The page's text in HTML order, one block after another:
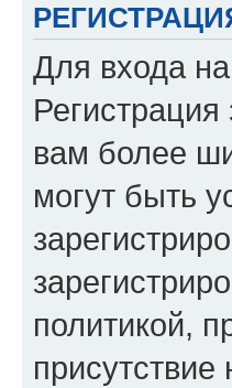
Для входа
Регистрация
вам более
могут быть
политикой,